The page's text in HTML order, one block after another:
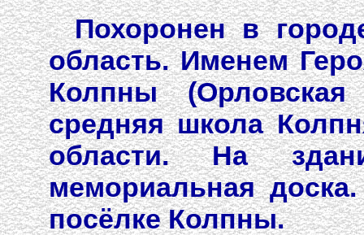
Похоронен в
область. Именем
Колпны
средняя школа
области. На
мемориальная
посёлке Колпны.